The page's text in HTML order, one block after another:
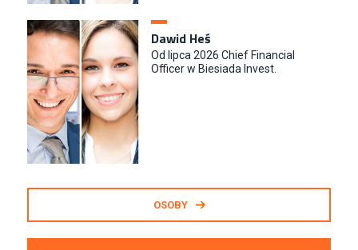
Dawid Heś
Od lipca 2026 Chief Financial
Officer w Biesiada Invest.
OSOBY